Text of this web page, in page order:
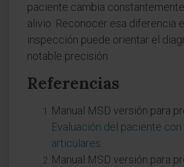
paciente cambia
alivio. Reconocer esa diferencia
inspección puede orientar el
notable precisión.
Referencias
Manual MSD versión para
Evaluación del paciente
articulares
Manual MSD versión para